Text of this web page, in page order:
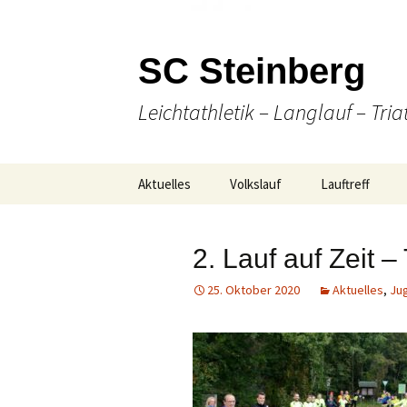
SC Steinberg
Leichtathletik – Langlauf –
Aktuelles Volkslauf
Ausschreibung
Strecken-
Gesamtübersicht
Ergebnisse
Lauftreff
Laufen
Gesellige
Unser Team
2. Lauf auf Zeit –
25. Oktober 2020 Aktuelles,